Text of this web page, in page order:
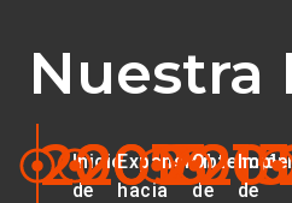
Nuestra
2009
Inicio
de
2013
Expansión
hacia2015
Obtención
de
de